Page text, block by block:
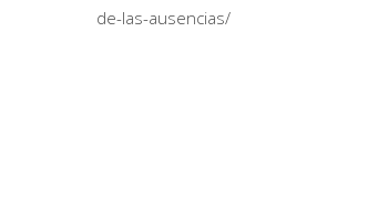
de-las-ausencias/